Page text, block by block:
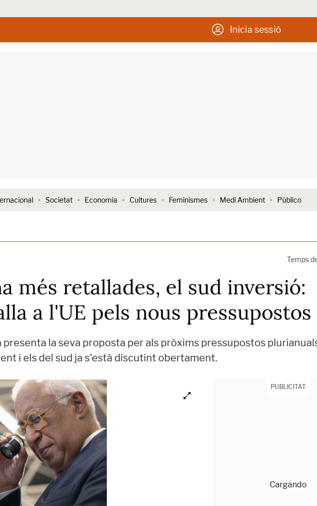
Inicia sessió
Societat Economia Cultures Feminismes Medi Ambient Público
Temps
més retallades, el sud inversió:
a l'UE pels nous pressupostos
presenta la seva proposta per als pròxims pressupostos
i els del sud ja s'està discutint obertament.
PUBLICITAT